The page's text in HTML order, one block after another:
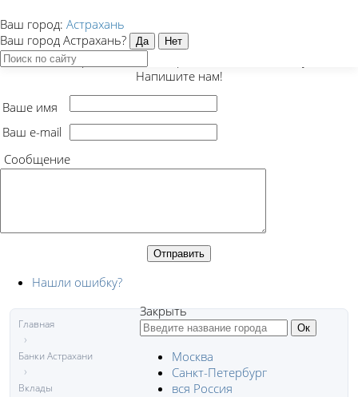
Есть предложение, вопрос или нашли ошибку?
Напишите нам!
Ваше имя
Ваш e-mail
Сообщение
Нашли ошибку?
Ваш город: Астрахань
Ваш город Астрахань?
Закрыть
Москва
Санкт-Петербург
вся Россия
Главная
Банки Астрахани
Вклады